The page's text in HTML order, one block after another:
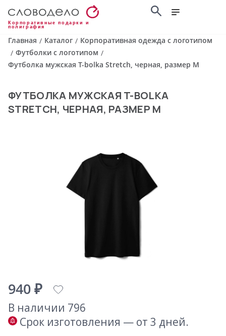
Корпоративные подарки и
полиграфия
Главная / Каталог / Корпоративная одежда с логотипом
/ Футболки с логотипом /
Футболка мужская T-bolka Stretch, черная, размер M
ФУТБОЛКА МУЖСКАЯ T-BOLKA
STRETCH, ЧЕРНАЯ, РАЗМЕР M
940 ₽
В наличии 796
Срок изготовления — от 3 дней.